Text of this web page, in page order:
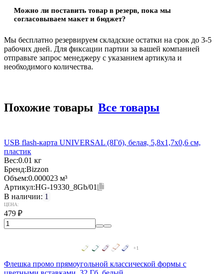
Можно ли поставить товар в резерв, пока мы
согласовываем макет и бюджет?
Мы бесплатно резервируем складские остатки на срок до 3-5
рабочих дней. Для фиксации партии за вашей компанией
отправьте запрос менеджеру с указанием артикула и
необходимого количества.
Похожие товары Все товары
USB flash-карта UNIVERSAL (8Гб), белая, 5,8х1,7х0,6 см,
пластик
Вес:0.01 кг
Бренд:Bizzon
Объем:0.000023 м³
Артикул:HG-19330_8Gb/01
В наличии: 1
ЦЕНА:
479 ₽
+1
Флешка промо прямоугольной классической формы с